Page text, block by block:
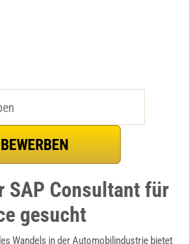
SAP Consultant für
gesucht
Wandels in der Automobilindustrie bietet